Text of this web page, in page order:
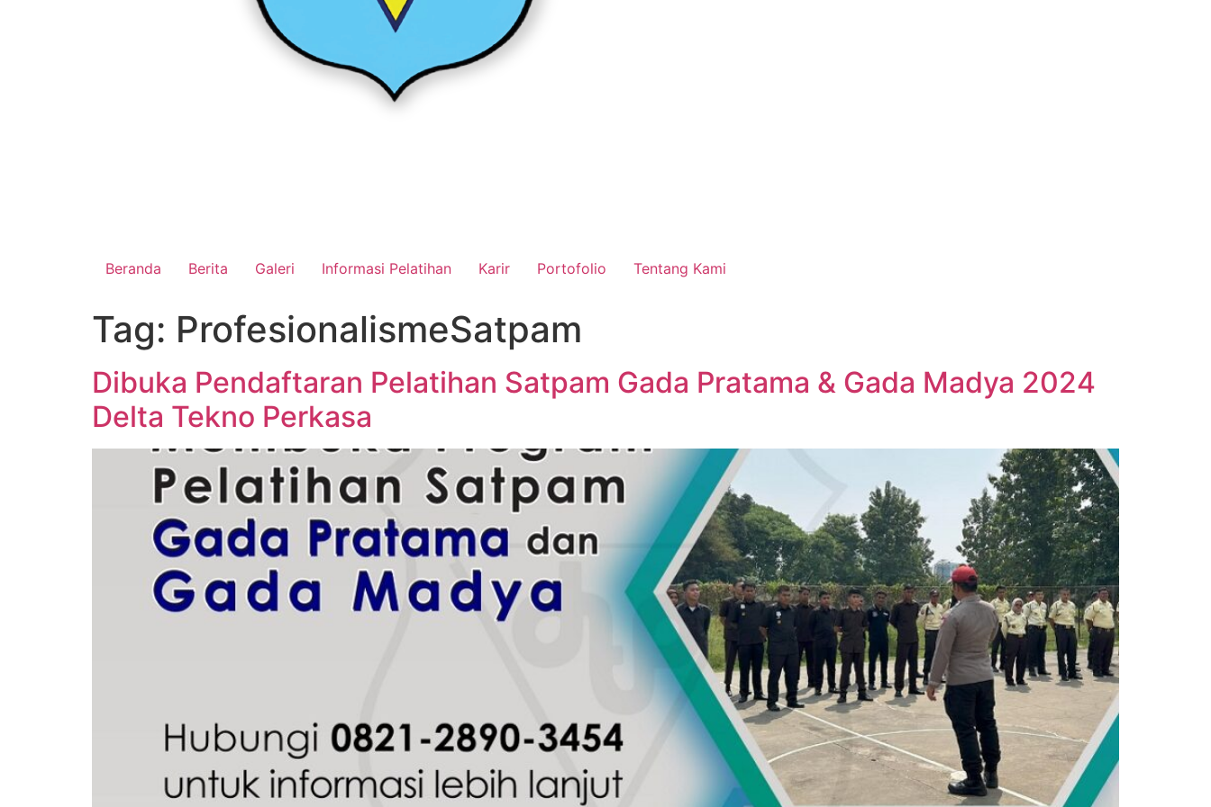
Beranda Berita Galeri Informasi Pelatihan Karir Portofolio Tentang Kami
Tag: ProfesionalismeSatpam
Dibuka Pendaftaran Pelatihan Satpam Gada Pratama & Gada Madya 2024
Delta Tekno Perkasa